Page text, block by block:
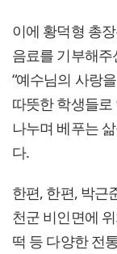
이에 황덕형 총
음료를 기부해주
“예수님의 사랑
따뜻한 학생들
나누며 베푸는
다.
한편, 한편, 박근
천군 비인면에
떡 등 다양한 전